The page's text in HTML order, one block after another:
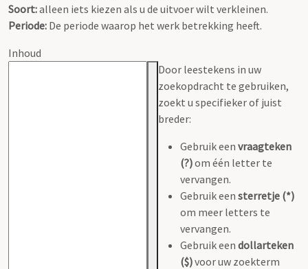
Soort:alleen iets kiezen als u de uitvoer wilt verkleinen.
Periode: De periode waarop het werk betrekking heeft.
Inhoud
Door leestekens in uw
zoekopdracht te gebruiken,
zoekt u specifieker of juist
breder:
Gebruik een vraagteken
(?)om één letter te
vervangen.
Gebruik een sterretje (*)
om meer letters te
vervangen.
Gebruik een dollarteken
($)voor uw zoekterm